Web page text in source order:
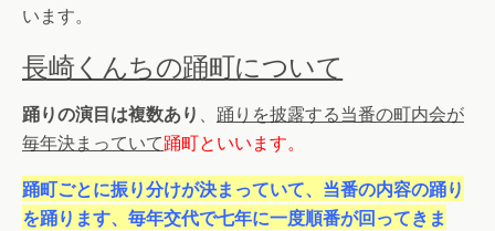
います。
長崎くんちの踊町について
踊りの演目は複数あり 、 踊りを披露する当番の町内会が
毎年決まっていて踊町といいます。
踊町ごとに振り分けが決まっていて、当番の内容の踊り
を踊ります、毎年交代で七年に一度順番が回ってきま